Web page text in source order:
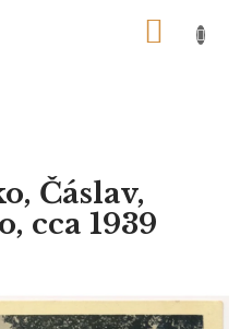
Čáslav,
cca 1939